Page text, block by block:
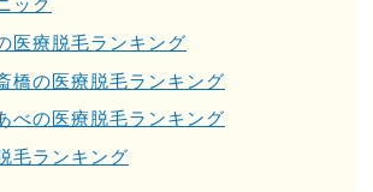
ック
医療脱毛ランキング
橋の医療脱毛ランキング
べの医療脱毛ランキング
毛ランキング